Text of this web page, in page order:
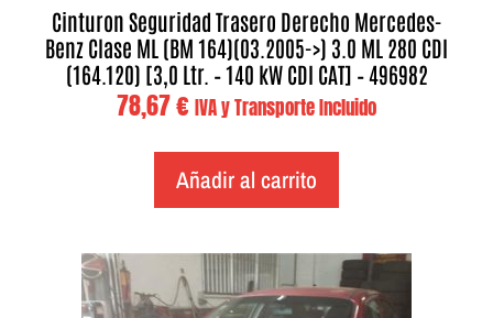
Cinturon Seguridad Trasero Derecho Mercedes-
Benz Clase ML (BM 164)(03.2005->) 3.0 ML 280 CDI
(164.120) [3,0 Ltr. – 140 kW CDI CAT] – 496982
78,67€ IVA y Transporte Incluido
Añadir al carrito